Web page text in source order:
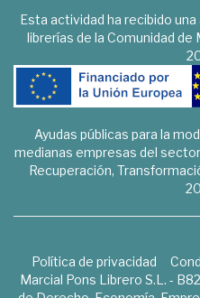
Esta actividad ha recibido
librerías de la Comunidad
Ayudas públicas para la
medianas empresas del
Recuperación,
Política de privacidad
Marcial Pons Librero S.L. -